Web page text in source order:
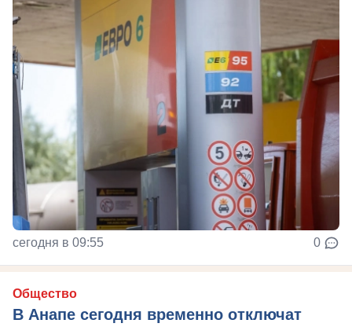
сегодня в 09:55 0
Общество
В Анапе сегодня временно отключат